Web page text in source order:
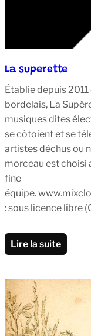
La superette
Établie depuis
bordelais, La
musiques dites
se côtoient et se
artistes déchus ou
morceau est choisi
fine
équipe.
: sous licence libre
Lire la suite